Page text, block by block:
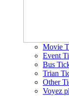
Movie
Event
Bus
Trian
Other
Voyez